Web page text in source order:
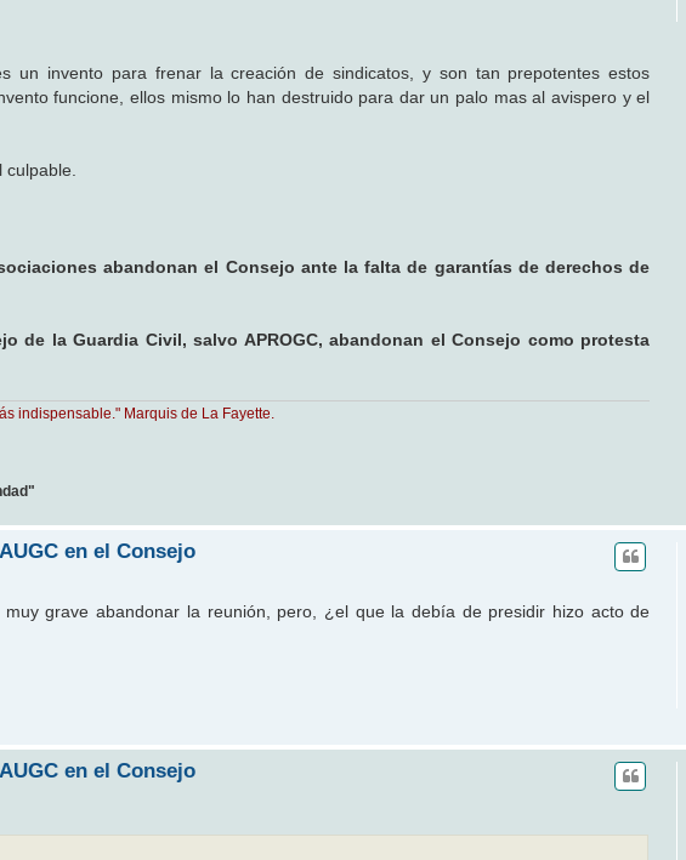
un invento para frenar la creación de sindicatos, y son tan prepotentes estos
funcione, ellos mismo lo han destruido para dar un palo mas al avispero y el
culpable.
abandonan el Consejo ante la falta de garantías de derechos de
de la Guardia Civil, salvo APROGC, abandonan el Consejo como protesta
indispensable." Marquis de La Fayette.
en el Consejo
grave abandonar la reunión, pero, ¿el que la debía de presidir hizo acto de
en el Consejo